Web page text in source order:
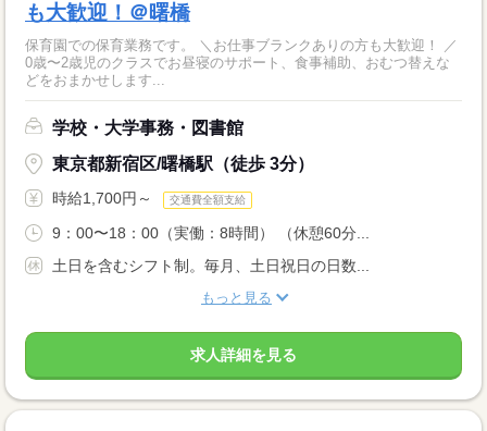
も大歓迎！＠曙橋
保育園での保育業務です。 ＼お仕事ブランクありの方も大歓迎！ ／
0歳〜2歳児のクラスでお昼寝のサポート、食事補助、おむつ替えな
どをおまかせします...
学校・大学事務・図書館
東京都新宿区/曙橋駅（徒歩 3分）
時給1,700円～ 交通費全額支給
9：00〜18：00（実働：8時間） （休憩60分...
土日を含むシフト制。毎月、土日祝日の日数...
もっと見る
求人詳細を見る